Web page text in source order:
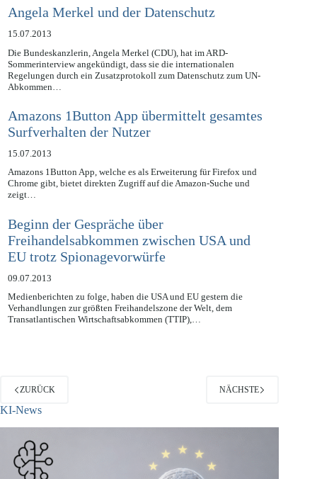
Angela Merkel und der Datenschutz
15.07.2013
Die Bundeskanzlerin, Angela Merkel (CDU), hat im ARD-
Sommerinterview angekündigt, dass sie die internationalen
Regelungen durch ein Zusatzprotokoll zum Datenschutz zum UN-
Amazons 1Button App übermittelt gesamtes
Surfverhalten der Nutzer
15.07.2013
Amazons 1Button App, welche es als Erweiterung für Firefox und
Chrome gibt, bietet direkten Zugriff auf die Amazon-Suche und
Beginn der Gespräche über
Freihandelsabkommen zwischen USA und
EU trotz Spionagevorwürfe
09.07.2013
Medienberichten zu folge, haben die USA und EU gestern die
Verhandlungen zur größten Freihandelszone der Welt, dem
ZURÜCK
KI-News